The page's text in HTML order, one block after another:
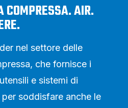
COMPRESSA. AIR.
nel settore delle
che fornisce i
e sistemi di
soddisfare anche le